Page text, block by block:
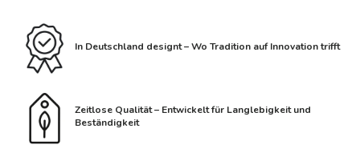
In Deutschland designt – Wo Tradition auf Innovation trifft
Zeitlose Qualität – Entwickelt für Langlebigkeit und
Beständigkeit